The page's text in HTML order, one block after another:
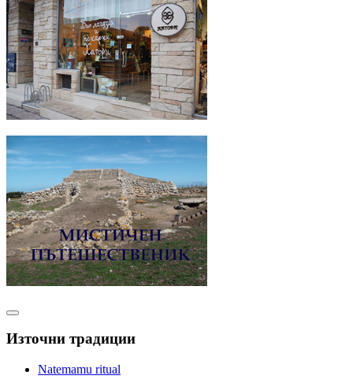
Източни традиции
Natemamu ritual